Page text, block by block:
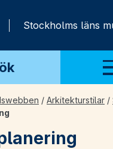
Stockholms läns
/ Arkitekturstilar /